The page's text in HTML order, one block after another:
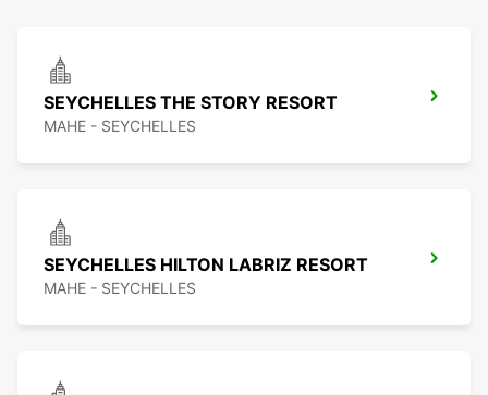
SEYCHELLES THE STORY RESORT
MAHE - SEYCHELLES
SEYCHELLES HILTON LABRIZ RESORT
MAHE - SEYCHELLES